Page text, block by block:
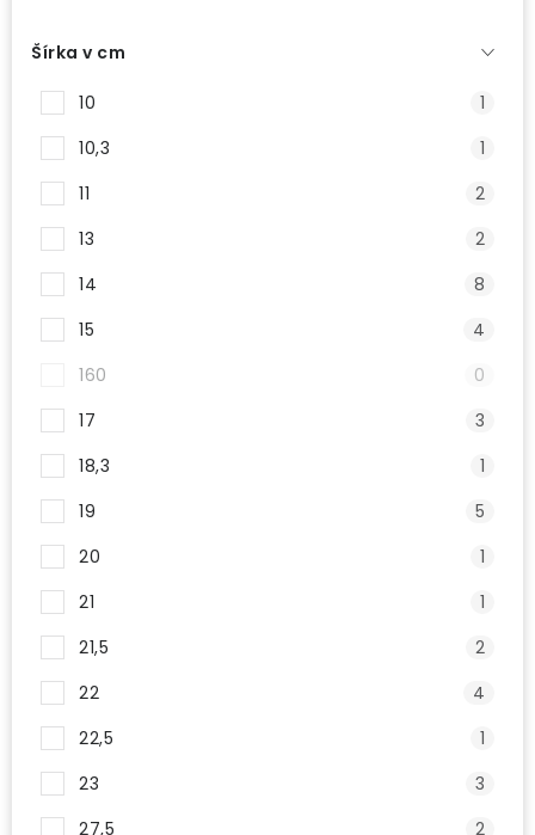
Šírka v cm
10
1
10,3
1
11
2
13
2
14
8
15
4
160
0
17
3
18,3
1
19
5
20
1
21
1
21,5
2
22
4
22,5
1
23
3
27,5
2